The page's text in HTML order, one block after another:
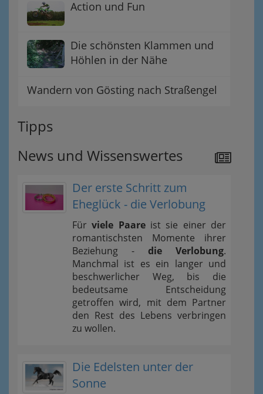
Action und Fun
Die schönsten Klammen und
Höhlen in der Nähe
Wandern von Gösting nach Straßengel
Tipps
News und Wissenswertes
Der erste Schritt zum
Eheglück - die Verlobung
Fürviele Paareist sie einer der
romantischsten Momente ihrer
Beziehung - die Verlobung.
Manchmal ist es ein langer und
beschwerlicher Weg, bis die
bedeutsame Entscheidung
getroffen wird, mit dem Partner
den Rest des Lebens verbringen
zu wollen.
Die Edelsten unter der
Sonne